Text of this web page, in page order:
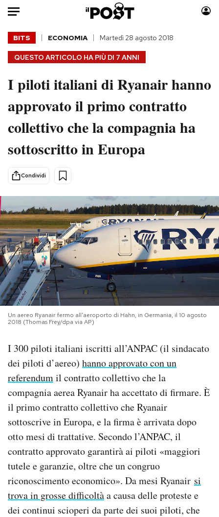
Auto
HOME
Italia
Politica
Tecnologia
Scienza
Cultura
Economia
Sport
Moda
Libri
Consumismi
Storie/Idee
Ok Boomer!
Media
Mondiali calcio 2026
PODCAST
NEWSLETTER
I MIEI PREFERITI
CALENDARIO
AREA PERSONALE
Area Personale
Newsletter
Regala il Post
Hai bisogno di aiuto?
Esci
QUESTO ARTICOLO HA PIÙ DI 7 ANNI
BITS ECONOMIA Martedì 28 agosto 2018
I piloti italiani di Ryanair hanno
approvato il primo contratto
collettivo che la compagnia ha
sottoscritto in Europa
Condividi
Un aereo Ryanair fermo all'aeroporto di Hahn, in Germania, il 10 agosto
2018 (Thomas Frey/dpa via AP)
I 300 piloti italiani iscritti all’ANPAC (il sindacato
dei piloti d’aereo) hanno approvato con un
referendumil contratto collettivo che la
compagnia aerea Ryanair ha accettato di firmare. È
il primo contratto collettivo che Ryanair
sottoscrive in Europa, e la firma è arrivata dopo
otto mesi di trattative. Secondo l’ANPAC, il
contratto approvato garantirà ai piloti «maggiori
tutele e garanzie, oltre che un congruo
riconoscimento economico». Da mesi Ryanair si
trova in grosse difficoltàa causa delle proteste e
dei continui scioperi da parte dei suoi piloti, che